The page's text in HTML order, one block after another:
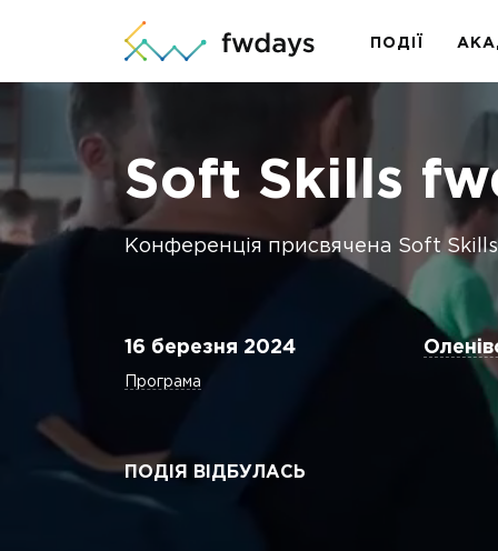
ПОДІЇ
Soft Skills
Конференція присвячена Soft
16 березня 2024
Програма
ПОДІЯ ВІДБУЛАСЬ